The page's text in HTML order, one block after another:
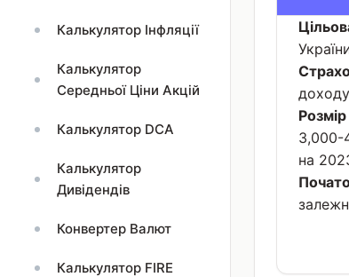
Калькулятор Інфляції
Калькулятор
Середньої Ціни Акцій
Калькулятор DCA
Калькулятор
Дивідендів
Конвертер Валют
Калькулятор FIRE
3,000-
на